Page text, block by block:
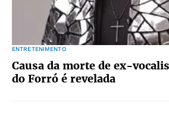
ENTRETENIMENTO
Causa da morte de ex-
do Forró é revelada